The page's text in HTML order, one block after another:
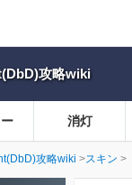
攻略wiki
消灯
攻略wiki スキン